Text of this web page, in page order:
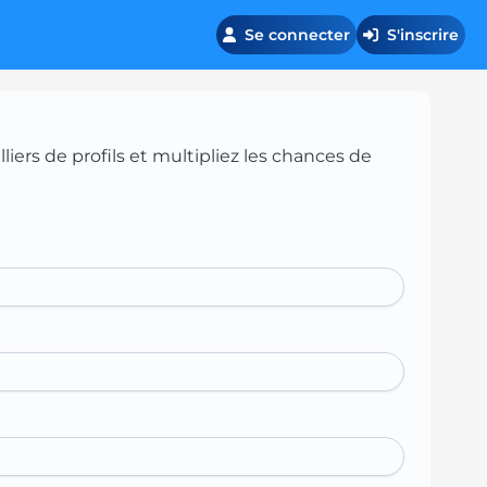
Se connecter S'inscrire
de profils et multipliez les chances de